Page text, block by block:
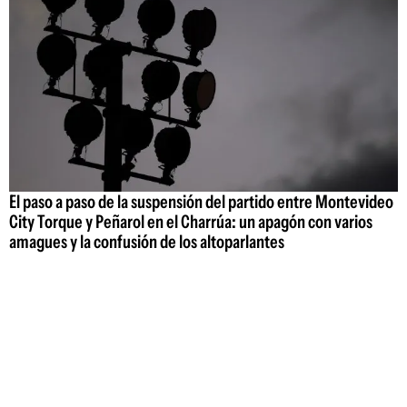
El paso a paso de la suspensión del partido entre Montevideo
City Torque y Peñarol en el Charrúa: un apagón con varios
amagues y la confusión de los altoparlantes